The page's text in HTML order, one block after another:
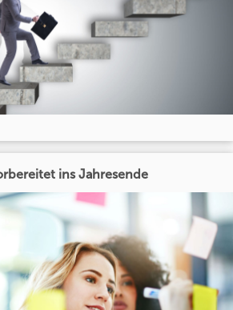
ins Jahresende